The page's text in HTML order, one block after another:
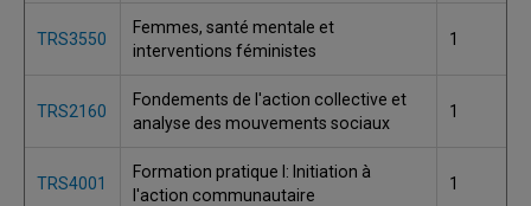
TRS3550
Femmes, santé mentale et
interventions féministes
1
TRS2160
Fondements de l'action collective et
analyse des mouvements sociaux
1
TRS4001
Formation pratique I: Initiation à
l'action communautaire
1